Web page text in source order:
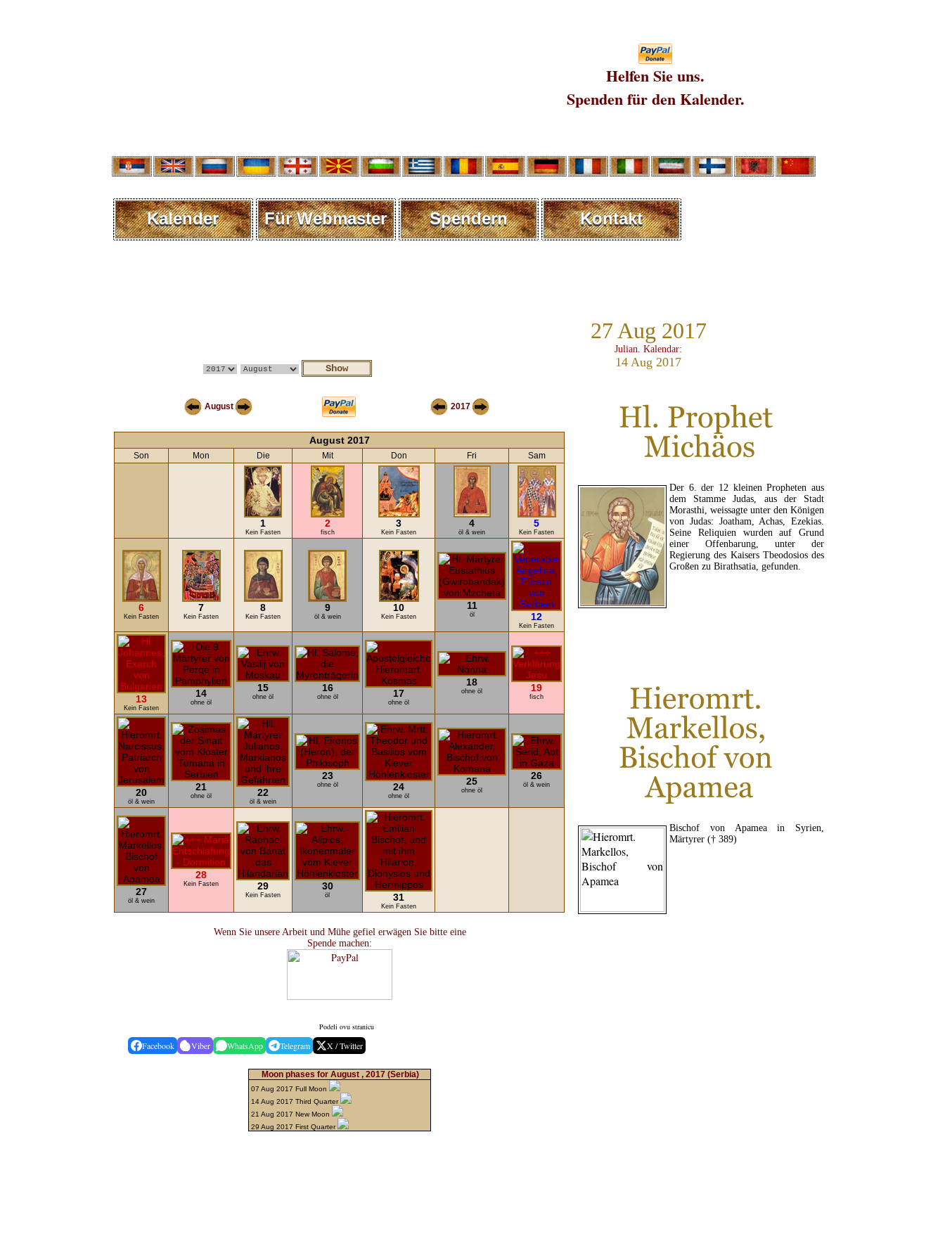
Helfen Sie uns.
Spenden für den Kalender.
Kalender Für Webmaster Spendern Kontakt
27 Aug 2017
Julian. Kalendar:
14 Aug 2017
August 2017
Der 6. der 12 kleinen Propheten aus
dem Stamme Judas, aus der Stadt
Morasthi, weissagte unter den Königen
von Judas: Joatham, Achas, Ezekias.
Seine Reliquien wurden auf Grund
einer Offenbarung, unter der
Regierung des Kaisers Tbeodosios des
Großen zu Birathsatia, gefunden.
Bischof von Apamea in Syrien,
Märtyrer († 389)
August 2017
Son Mon Die Mit Don Fri Sam
1
Kein Fasten
2
fisch
3
Kein Fasten
4
öl & wein
5
Kein Fasten
6
Kein Fasten
7
Kein Fasten
8
Kein Fasten
9
öl & wein
10
Kein Fasten
11
öl 12
Kein Fasten
13
Kein Fasten
14
ohne öl
15
ohne öl
16
ohne öl 17
ohne öl
18
ohne öl 19
fisch
20
öl & wein
21
ohne öl 22
öl & wein
23
ohne öl 24
ohne öl
25
ohne öl
26
öl & wein
27
öl & wein
28
Kein Fasten 29
Kein Fasten
30
öl 31
Kein Fasten
Wenn Sie unsere Arbeit und Mühe gefiel erwägen Sie bitte eine
Spende machen:
Podeli ovu stranicu
Facebook Viber WhatsApp Telegram X / Twitter
Moon phases for August , 2017 (Serbia)
07 Aug 2017 Full Moon
14 Aug 2017 Third Quarter
21 Aug 2017 New Moon
29 Aug 2017 First Quarter